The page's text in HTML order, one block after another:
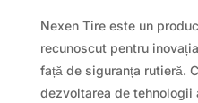
Nexen Tire este un
recunoscut pentru
față de siguranța rutieră.
dezvoltarea de tehnologii